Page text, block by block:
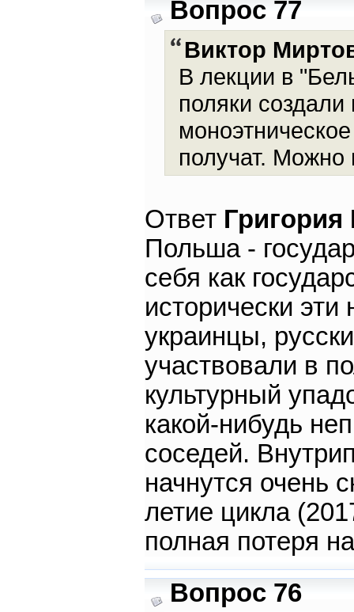
Вопрос 77
Виктор
В лекции в
поляки
получат. Можно
Ответ
Польша -
себя как
исторически
украинцы,
участвовали в
культурный
какой-нибудь
соседей.
начнутся очень
летие цикла
полная потеря
Вопрос 76